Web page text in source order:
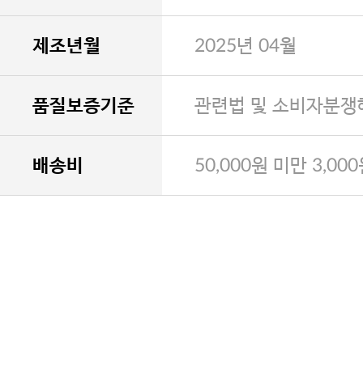
제조년월 2025년 04월
품질보증기준 관련법 및 소비자분
배송비 50,000원 미만 3,000